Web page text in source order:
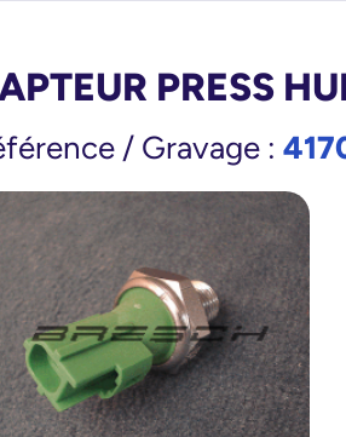
PRESS
/ Gravage :